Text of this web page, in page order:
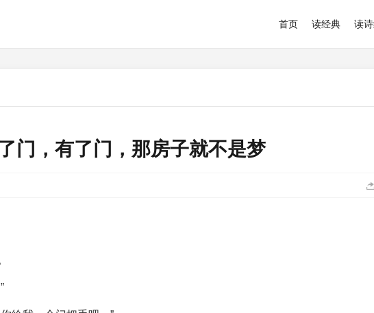
首页 读经典 读
门，有了门，那房子就不是梦